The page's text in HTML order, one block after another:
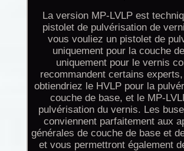
La version MP-LVLP est
pistolet de pulvérisation de
vous vouliez un pistolet de
uniquement pour la couche
uniquement pour le vernis
recommandent certains
obtiendriez le HVLP pour la
couche de base, et le MP-
pulvérisation du vernis. Les
conviennent parfaitement aux
générales de couche de base et
et vous permettront également